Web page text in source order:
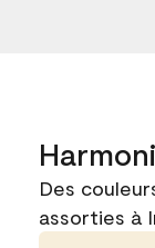
Des
assorties à